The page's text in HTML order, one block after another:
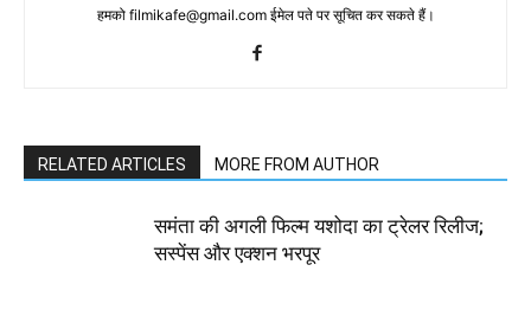
हमको filmikafe@gmail.com ईमेल पते पर सूचित कर सकते हैं।
RELATED ARTICLES MORE FROM AUTHOR
समंता की अगली फिल्म यशोदा का ट्रेलर रिलीज;
सस्पेंस और एक्शन भरपूर